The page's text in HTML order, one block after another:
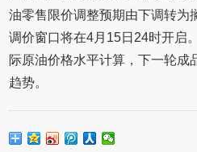
油零售限价调整预期由下调转为
调价窗口将在4月15日24时开启
际原油价格水平计算，下一轮成
趋势。